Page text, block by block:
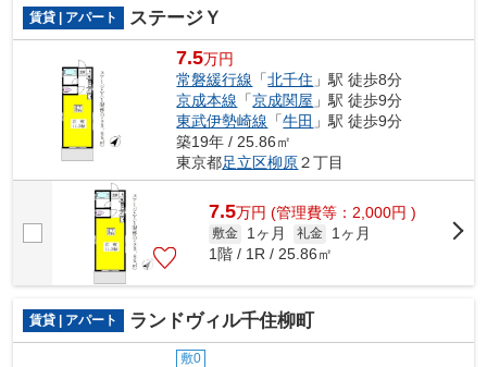
賃貸 | アパート ステージＹ
7.5万円
常磐緩行線 「北千住 」駅 徒歩8分
京成本線 「京成関屋 」駅 徒歩9分
東武伊勢崎線 「牛田 」駅 徒歩9分
築19年 / 25.86㎡
東京都足立区柳原２丁目
7.5万円 (管理費等：2,000円 )
敷金 1ヶ月 礼金
1ヶ月
1階 / 1R / 25.86㎡
賃貸 | アパート ランドヴィル千住柳町
敷0